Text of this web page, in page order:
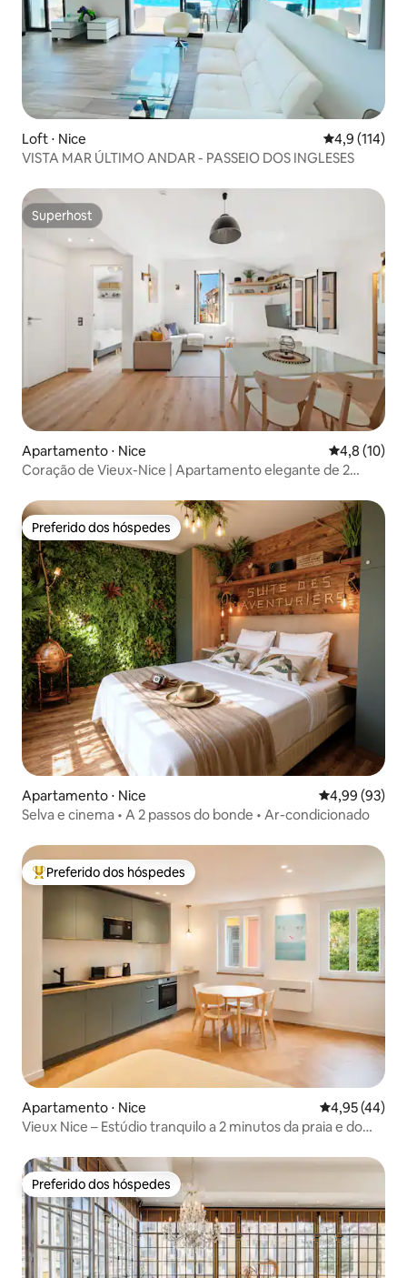
Loft ⋅ Nice 4,9 de uma
4,9 (114)
VISTA MAR ÚLTIMO ANDAR - PASSEIO DOS INGLESES
Superhost
Superhost
Apartamento ⋅ Nice 4,8 de uma
4,8 (10)
Coração de Vieux-Nice | Apartamento elegante de 2
Preferido dos hóspedes
Preferido dos hóspedes
Apartamento ⋅ Nice 4,99 de uma
4,99 (93)
Selva e cinema • A 2 passos do bonde • Ar-condicionado
Entre os melhores preferidos dos hóspedes
Preferido dos hóspedes
Apartamento ⋅ Nice 4,95 de uma
4,95 (44)
Vieux Nice – Estúdio tranquilo a 2 minutos da praia e do
Preferido dos hóspedes
Preferido dos hóspedes